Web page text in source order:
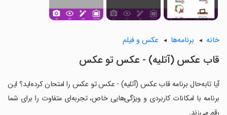
خانه برنامه‌ها عکس و فیلم
قاب عکس (آتلیه) - عکس تو عکس
آیا تابه‌حال برنامه قاب عکس (آتلیه) - عکس تو عکس را امتحان کرده‌اید؟ این
برنامه با امکانات کاربردی و ویژگی‌هایی خاص، تجربه‌ای متفاوت را برای شما